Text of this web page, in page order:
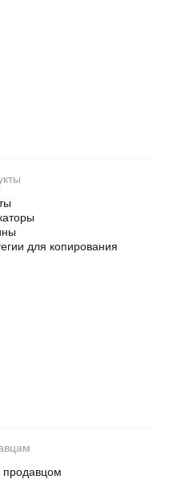
для копирования
продавцом